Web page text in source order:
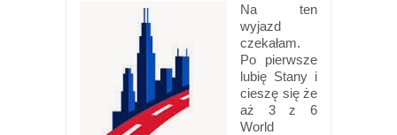
Na ten
wyjazd
czekałam.
Po pierwsze
lubię Stany i
cieszę się że
aż 3 z 6
World